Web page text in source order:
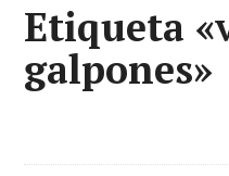
Etiqueta
galpones»